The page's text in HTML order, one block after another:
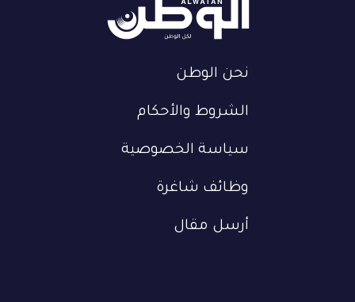
نحن الوطن
الشروط والأحكام
سياسة الخصوصية
وظائف شاغرة
أرسل مقال